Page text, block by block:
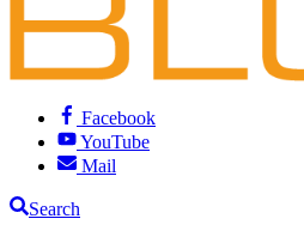
Facebook
YouTube
Mail
Search